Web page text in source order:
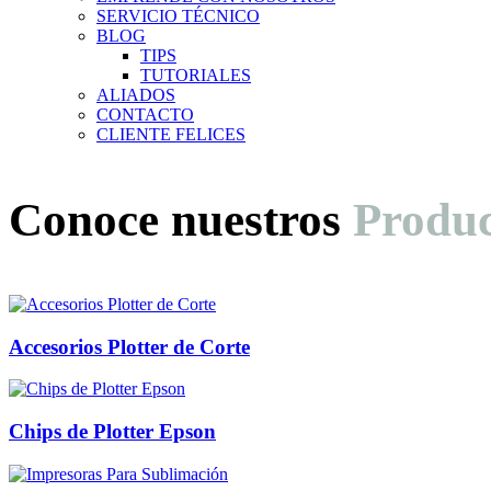
SERVICIO TÉCNICO
BLOG
TIPS
TUTORIALES
ALIADOS
CONTACTO
CLIENTE FELICES
Conoce nuestros
Accesorios Plotter de Corte
Chips de Plotter Epson